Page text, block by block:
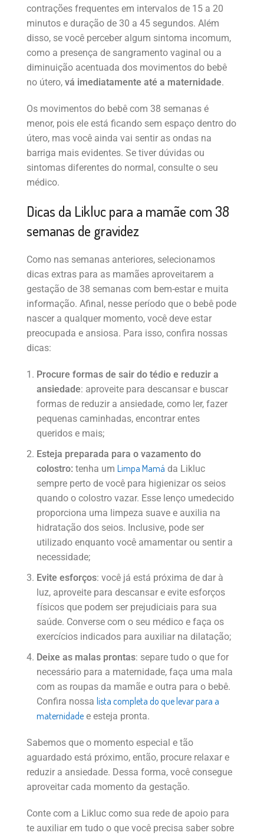
contrações frequentes em intervalos de 15 a 20
minutos e duração de 30 a 45 segundos. Além
disso, se você perceber algum sintoma incomum,
como a presença de sangramento vaginal ou a
diminuição acentuada dos movimentos do bebê
no útero, vá imediatamente até a maternidade.
Os movimentos do bebê com 38 semanas é
menor, pois ele está ficando sem espaço dentro do
útero, mas você ainda vai sentir as ondas na
barriga mais evidentes. Se tiver dúvidas ou
sintomas diferentes do normal, consulte o seu
médico.
Dicas da Likluc para a mamãe com 38
semanas de gravidez
Como nas semanas anteriores, selecionamos
dicas extras para as mamães aproveitarem a
gestação de 38 semanas com bem-estar e muita
informação. Afinal, nesse período que o bebê pode
nascer a qualquer momento, você deve estar
preocupada e ansiosa. Para isso, confira nossas
dicas:
Procure formas de sair do tédio e reduzir a
ansiedade: aproveite para descansar e buscar
formas de reduzir a ansiedade, como ler, fazer
pequenas caminhadas, encontrar entes
queridos e mais;
Esteja preparada para o vazamento do
colostro: tenha um Limpa Mamá da Likluc
sempre perto de você para higienizar os seios
quando o colostro vazar. Esse lenço umedecido
proporciona uma limpeza suave e auxilia na
hidratação dos seios. Inclusive, pode ser
utilizado enquanto você amamentar ou sentir a
necessidade;
Evite esforços: você já está próxima de dar à
luz, aproveite para descansar e evite esforços
físicos que podem ser prejudiciais para sua
saúde. Converse com o seu médico e faça os
exercícios indicados para auxiliar na dilatação;
Deixe as malas prontas: separe tudo o que for
necessário para a maternidade, faça uma mala
com as roupas da mamãe e outra para o bebê.
Confira nossa lista completa do que levar para a
maternidade e esteja pronta.
Sabemos que o momento especial e tão
aguardado está próximo, então, procure relaxar e
reduzir a ansiedade. Dessa forma, você consegue
aproveitar cada momento da gestação.
Conte com a Likluc como sua rede de apoio para
te auxiliar em tudo o que você precisa saber sobre